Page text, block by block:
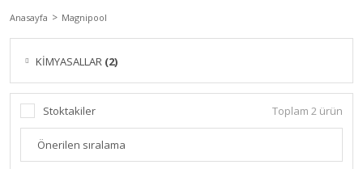
Anasayfa Magnipool
KİMYASALLAR (2)
Stoktakiler Toplam 2 ürün